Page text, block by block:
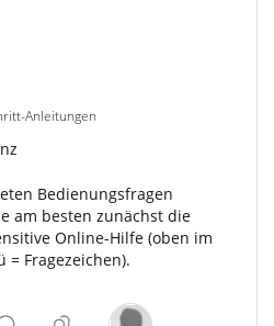
Anleitungen
Bedienungsfragen
am besten zunächst die
Online-Hilfe (oben im
= Fragezeichen).